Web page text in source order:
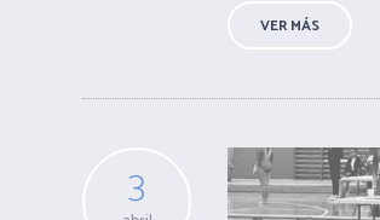
VER MÁS
3